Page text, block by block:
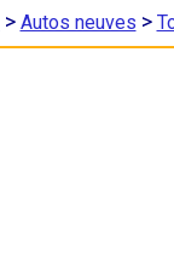
> Autos neuves >